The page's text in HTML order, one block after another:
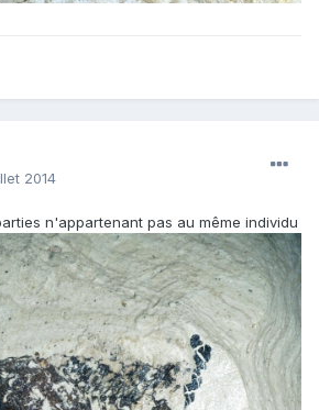
2014
n'appartenant pas au même individu